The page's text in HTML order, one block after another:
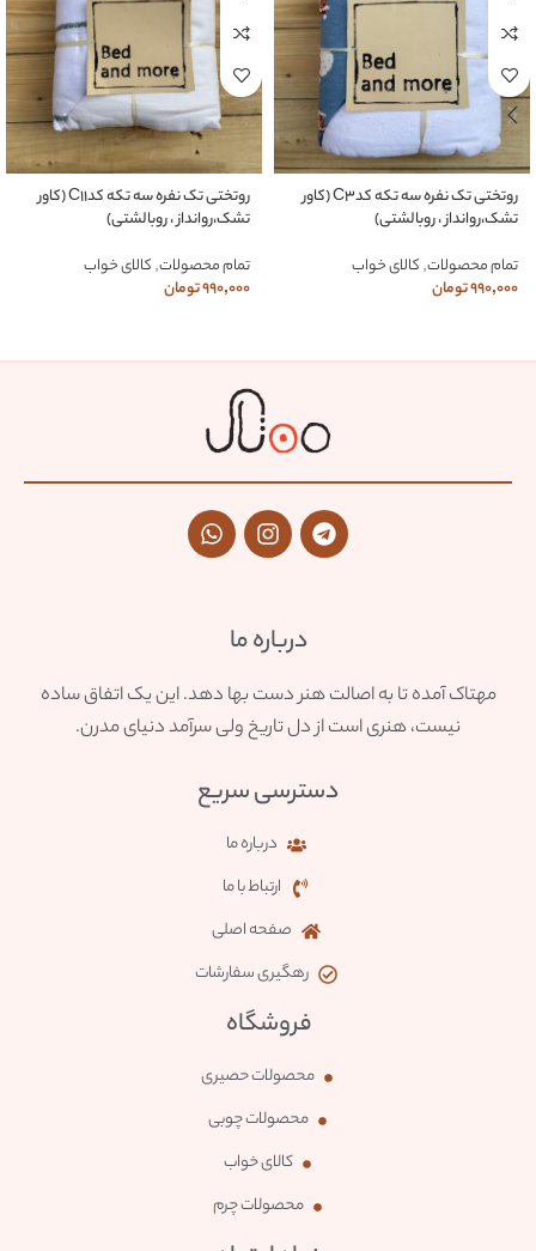
روتختی تک نفره سه تکه کدC3 (کاور
تشک،روانداز ، روبالشتی)
تمام محصولات,کالای خواب
990,000تومان
روتختی تک نفره سه تکه کدC11 (کاور
تشک،روانداز ، روبالشتی)
تمام محصولات,کالای خواب
990,000تومان
درباره ما
مهتاک آمده تا به اصالت هنر دست بها دهد. این یک اتفاق ساده
نیست، هنری است از دل تاریخ ولی سرآمد دنیای مدرن.
دسترسی سریع
درباره ما
ارتباط با ما
صفحه اصلی
رهگیری سفارشات
فروشگاه
محصولات حصیری
محصولات چوبی
کالای خواب
محصولات چرم